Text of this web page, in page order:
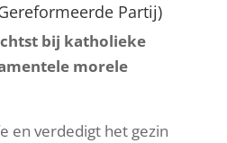
Partij)
bij katholieke
morele
en verdedigt het gezin